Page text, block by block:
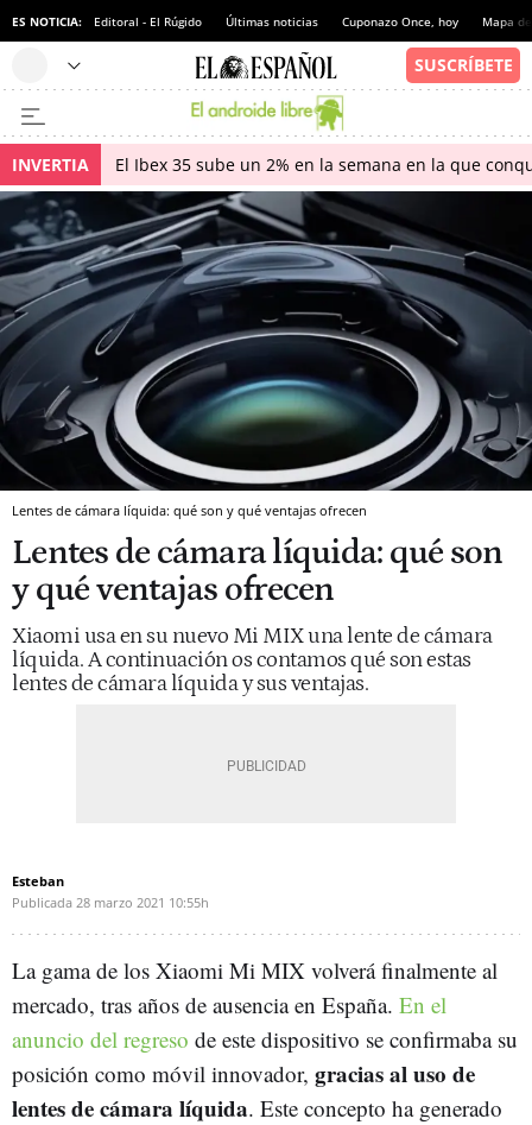
ES NOTICIA: Editoral - El Rúgido Últimas noticias Cuponazo Once, hoy Mapa
INVERTIA El Ibex 35 sube un 2% en la semana en la que
Lentes de cámara líquida: qué son y qué ventajas ofrecen
Lentes de cámara líquida: qué son
y qué ventajas ofrecen
Xiaomi usa en su nuevo Mi MIX una lente de cámara
líquida. A continuación os contamos qué son estas
lentes de cámara líquida y sus ventajas.
Esteban
Publicada 28 marzo 2021 10:55h
La gama de los Xiaomi Mi MIX volverá finalmente al
mercado, tras años de ausencia en España. En el
anuncio del regreso de este dispositivo se confirmaba su
posición como móvil innovador, gracias al uso de
lentes de cámara líquida. Este concepto ha generado